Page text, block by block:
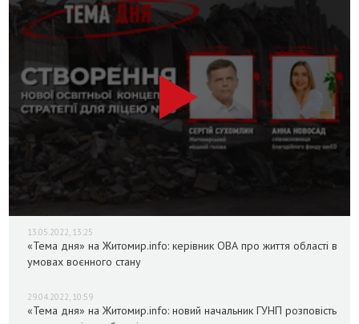
13.05.2022, 13:25
«Тема дня» на Житомир.info: керівник ОВА про життя області в
умовах воєнного стану
29.04.2022, 10:59
«Тема дня» на Житомир.info: новий начальник ГУНП розповість